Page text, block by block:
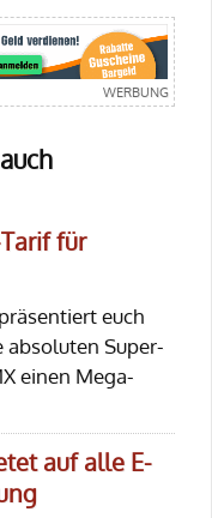
für
euch
absoluten Super-
einen Mega-
auf alle E-